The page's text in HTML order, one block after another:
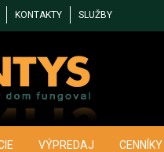
KONTAKTY SLUŽBY
VÝPREDAJ CENNÍKY